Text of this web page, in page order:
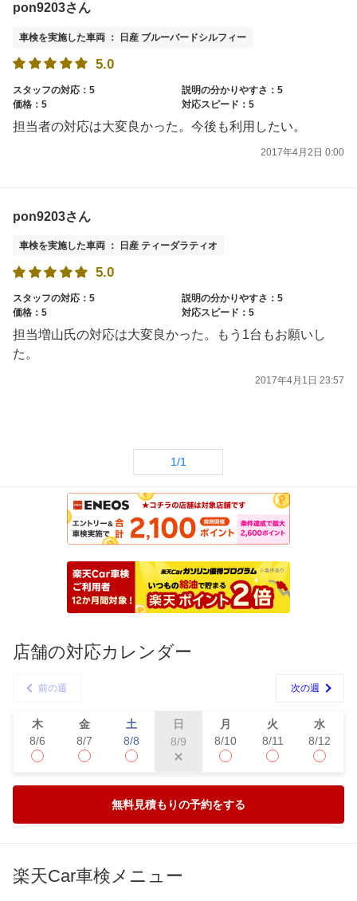
pon9203さん
車検を実施した車両 ： 日産 ブルーバードシルフィー
5.0
スタッフの対応：5
説明の分かりやすさ：5
価格：5
対応スピード：5
担当者の対応は大変良かった。今後も利用したい。
2017年4月2日 0:00
pon9203さん
車検を実施した車両 ： 日産 ティーダラティオ
5.0
スタッフの対応：5
説明の分かりやすさ：5
価格：5
対応スピード：5
担当増山氏の対応は大変良かった。もう1台もお願いし
た。
2017年4月1日 23:57
1/1
店舗の対応カレンダー
前の週 次の週
木
8/6
金
8/7
土
8/8
日
8/9
月
8/10
火
8/11
水
8/12
無料見積もりの予約をする
楽天Car車検メニュー